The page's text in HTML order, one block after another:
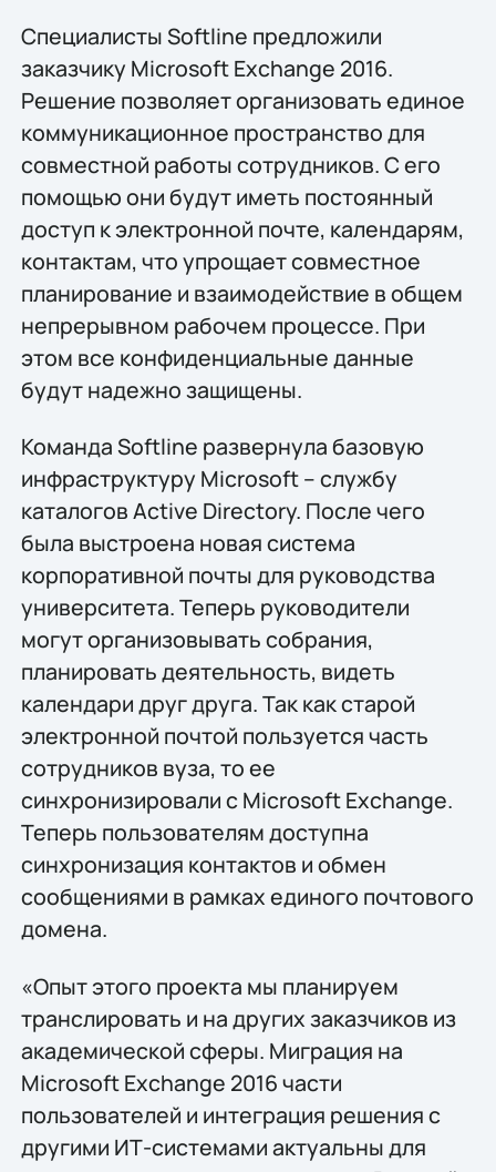
Специалисты Softline предложили
заказчику Microsoft Exchange 2016.
Решение позволяет организовать единое
коммуникационное пространство для
совместной работы сотрудников. С его
помощью они будут иметь постоянный
доступ к электронной почте, календарям,
контактам, что упрощает совместное
планирование и взаимодействие в общем
непрерывном рабочем процессе. При
этом все конфиденциальные данные
будут надежно защищены.
Команда Softline развернула базовую
инфраструктуру Microsoft – службу
каталогов Active Directory. После чего
была выстроена новая система
корпоративной почты для руководства
университета. Теперь руководители
могут организовывать собрания,
планировать деятельность, видеть
календари друг друга. Так как старой
электронной почтой пользуется часть
сотрудников вуза, то ее
синхронизировали с Microsoft Exchange.
Теперь пользователям доступна
синхронизация контактов и обмен
сообщениями в рамках единого почтового
домена.
«Опыт этого проекта мы планируем
транслировать и на других заказчиков из
академической сферы. Миграция на
Microsoft Exchange 2016 части
пользователей и интеграция решения с
другими ИТ-системами актуальны для